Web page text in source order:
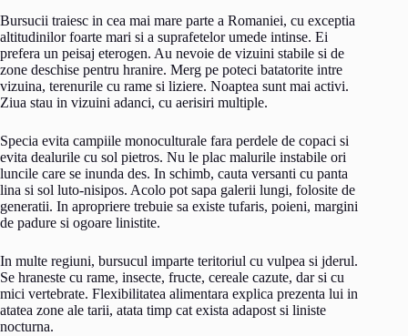
Bursucii traiesc in cea mai mare parte a Romaniei, cu exceptia
altitudinilor foarte mari si a suprafetelor umede intinse. Ei
prefera un peisaj eterogen. Au nevoie de vizuini stabile si de
zone deschise pentru hranire. Merg pe poteci batatorite intre
vizuina, terenurile cu rame si liziere. Noaptea sunt mai activi.
Ziua stau in vizuini adanci, cu aerisiri multiple.
Specia evita campiile monoculturale fara perdele de copaci si
evita dealurile cu sol pietros. Nu le plac malurile instabile ori
luncile care se inunda des. In schimb, cauta versanti cu panta
lina si sol luto-nisipos. Acolo pot sapa galerii lungi, folosite de
generatii. In apropriere trebuie sa existe tufaris, poieni, margini
de padure si ogoare linistite.
In multe regiuni, bursucul imparte teritoriul cu vulpea si jderul.
Se hraneste cu rame, insecte, fructe, cereale cazute, dar si cu
mici vertebrate. Flexibilitatea alimentara explica prezenta lui in
atatea zone ale tarii, atata timp cat exista adapost si liniste
nocturna.